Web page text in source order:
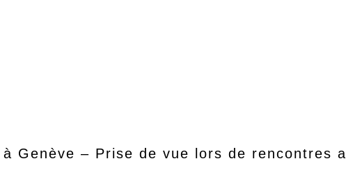
Genève – Prise de vue lors de rencontres